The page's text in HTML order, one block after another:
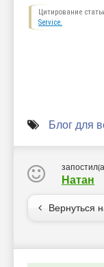
Цитирование
Service.
Блог для
Натан
Вернуться